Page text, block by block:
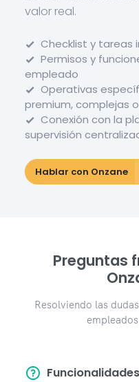
valor real.
Checklist y tareas
Permisos y
empleado
Operativas
premium, complejas
Conexión con la
supervisión
Hablar con Onzane
Preguntas
Resolviendo las
Funcionalidades